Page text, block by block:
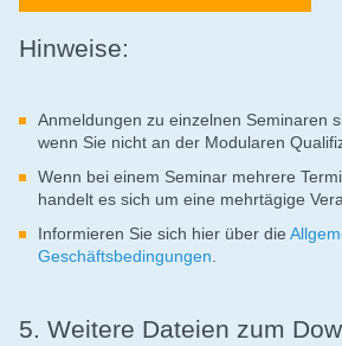
Hinweise:
Anmeldungen zu einzelnen Seminaren
wenn Sie nicht an der Modularen
Wenn bei einem Seminar mehrere
handelt es sich um eine mehrtägige
Informieren Sie sich hier über die
Geschäftsbedingungen.
5. Weitere Dateien zum